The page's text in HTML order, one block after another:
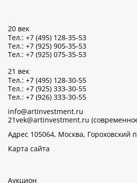
20 век
Тел.: +7 (495) 128-35-53
Тел.: +7 (925) 905-35-53
Тел.: +7 (925) 075-35-53
21 век
Тел.: +7 (495) 128-30-55
Тел.: +7 (925) 333-30-55
Тел.: +7 (926) 333-30-55
info@artinvestment.ru
21vek@artinvestment.ru
Адрес 105064, Москва, Гороховский
Карта сайта
Аукцион